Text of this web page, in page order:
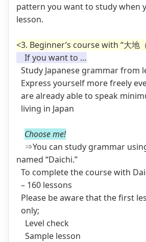
pattern you want to study when
lesson.
<3. Beginner’s course with “大地
If you want to …
Study Japanese grammar from
Express yourself more freely
are already able to speak
living in Japan
Choose me!
⇒You can study grammar
named “Daichi.”
To complete the course with
– 160 lessons
Please be aware that the first
only;
Level check
Sample lesson